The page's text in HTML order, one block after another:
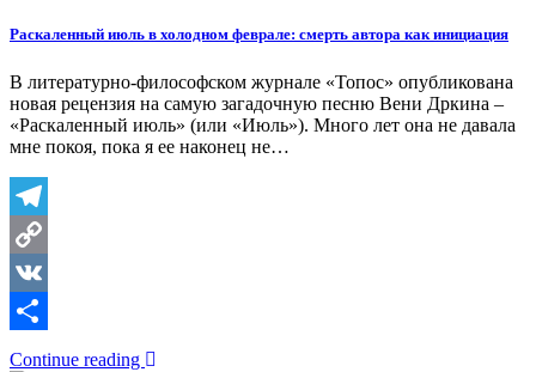
Раскаленный июль в холодном феврале: смерть автора как инициация
В литературно-философском журнале «Топос» опубликована
новая рецензия на самую загадочную песню Вени Дркина –
«Раскаленный июль» (или «Июль»). Много лет она не давала
мне покоя, пока я ее наконец не…
Telegram
Copy
Link
VK
Отправить
Continue reading